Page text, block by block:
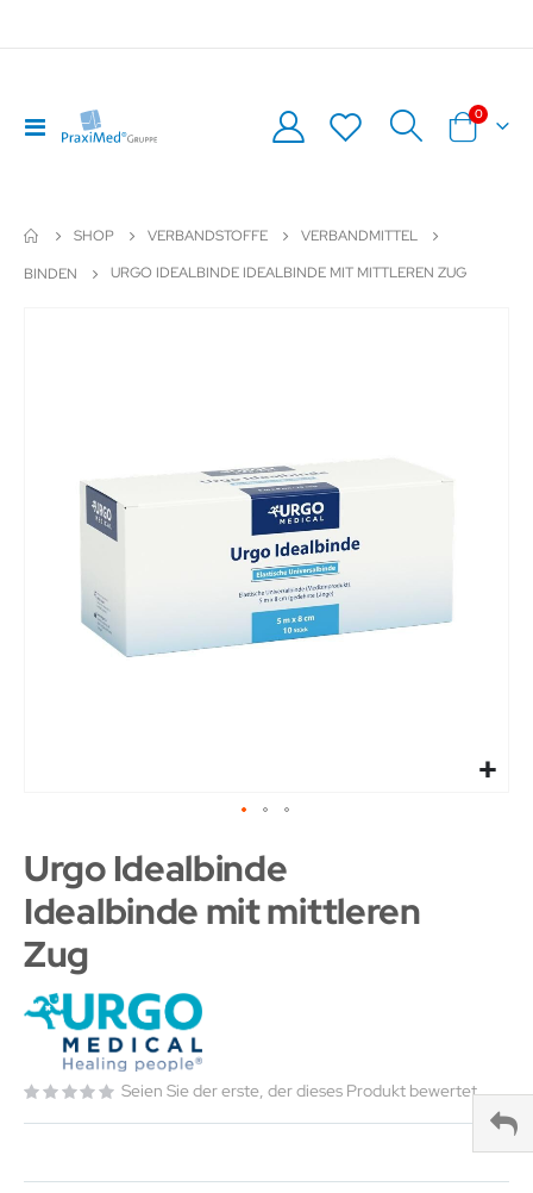
Navigation
umschalten
Warenkorb
0Artikel
SHOP VERBANDSTOFFE
VERBANDMITTEL
BINDEN
URGO IDEALBINDE IDEALBINDE MIT MITTLEREN ZUG
Urgo Idealbinde
Idealbinde mit mittleren
Zug
Seien Sie der erste, der dieses Produkt bewertet